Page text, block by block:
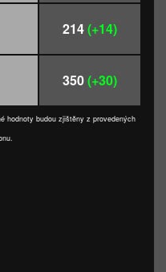
214(+14)
350(+30)
hodnoty budou zjištěny z provedených